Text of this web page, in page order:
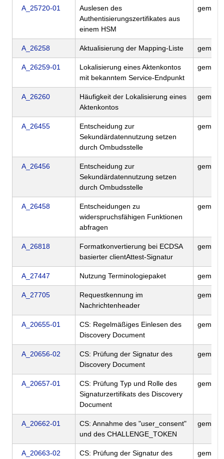
A_25720-01
Auslesen des
Authentisierungszertifikates aus
einem HSM
A_26258 Aktualisierung der Mapping-Liste
A_26259-01
Lokalisierung eines Aktenkontos
mit bekanntem Service-Endpunkt
A_26260
Häufigkeit der Lokalisierung eines
Aktenkontos
A_26455
Entscheidung zur
Sekundärdatennutzung setzen
durch Ombudsstelle
A_26456
Entscheidung zur
Sekundärdatennutzung setzen
durch Ombudsstelle
A_26458
Entscheidungen zu
widerspruchsfähigen Funktionen
abfragen
A_26818
Formatkonvertierung bei ECDSA
basierter clientAttest-Signatur
A_27447 Nutzung Terminologiepaket
A_27705
Requestkennung im
Nachrichtenheader
A_20655-01
CS: Regelmäßiges Einlesen des
Discovery Document
A_20656-02
CS: Prüfung der Signatur des
Discovery Document
A_20657-01
CS: Prüfung Typ und Rolle des
Signaturzertifikats des Discovery
Document
A_20662-01
CS: Annahme des "user_consent"
und des CHALLENGE_TOKEN
A_20663-02
CS: Prüfung der Signatur des